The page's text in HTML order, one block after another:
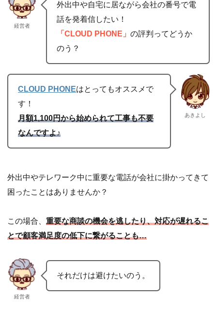
経営者
外出中や自宅に居ながら会社の番号で電
話を発着信したい！
「CLOUD PHONE」 の評判ってどうか
のう？
CLOUD PHONEはとってもオススメで
す！
月額1,100円から始められて工事も不要
なんですよ♪
あきよし
外出中やテレワーク中に重要な電話が会社に掛かってきて
困ったことはありませんか？
この場合、 重要な商談の機会を逃したり、対応が遅れるこ
とで顧客満足度の低下に繋がることも…
経営者
それだけは避けたいのう。